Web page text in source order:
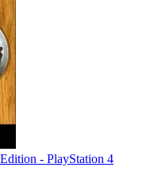
- PlayStation 4